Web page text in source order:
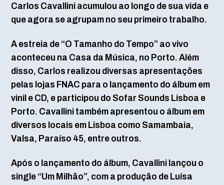
Carlos Cavallini acumulou ao longo de sua vida e
que agora se agrupam no seu primeiro trabalho.
A estreia de “O Tamanho do Tempo” ao vivo
aconteceu na Casa da Música, no Porto. Além
disso, Carlos realizou diversas apresentações
pelas lojas FNAC para o lançamento do álbum em
vinil e CD, e participou do Sofar Sounds Lisboa e
Porto. Cavallini também apresentou o álbum em
diversos locais em Lisboa como Samambaia,
Valsa, Paraíso 45, entre outros.
Após o lançamento do álbum, Cavallini lançou o
single “Um Milhão”, com a produção de Luísa